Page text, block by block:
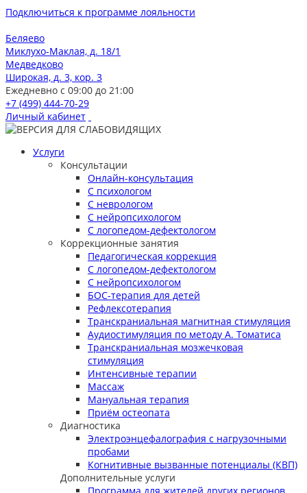
Подключиться к программе лояльности
Беляево
Миклухо-Маклая, д. 18/1
Медведково
Широкая, д. 3, кор. 3
Ежедневно с 09:00 до 21:00
+7 (499) 444-70-29
Личный кабинет
Услуги
Консультации
Онлайн-консультация
С психологом
С неврологом
С нейропсихологом
С логопедом-дефектологом
Коррекционные занятия
Педагогическая коррекция
С логопедом-дефектологом
С нейропсихологом
БОС-терапия для детей
Рефлексотерапия
Транскраниальная магнитная стимуляция
Аудиостимуляция по методу А. Томатиса
Транскраниальная мозжечковая
стимуляция
Интенсивные терапии
Массаж
Мануальная терапия
Приём остеопата
Диагностика
Электроэнцефалография с нагрузочными
пробами
Когнитивные вызванные потенциалы (КВП)
Дополнительные услуги